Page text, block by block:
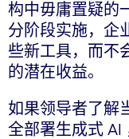
构中毋庸置疑的
分阶段实施，企
些新工具，而不
的潜在收益。
如果领导者了解
全部署生成式 AI